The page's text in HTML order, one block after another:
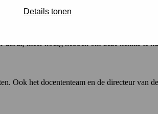
Details tonen
Saxion, TNO en het Verwey-Jonker Instituut
zij meer nodig hebben om deze kennis te
Ook het docententeam en de directeur van